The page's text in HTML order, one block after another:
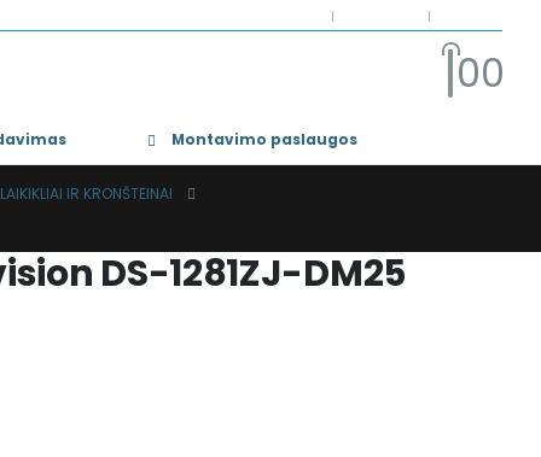
00
Montavimo paslaugos
LAIKIKLIAI IR KRONŠTEINAI
DS-1281ZJ-DM25